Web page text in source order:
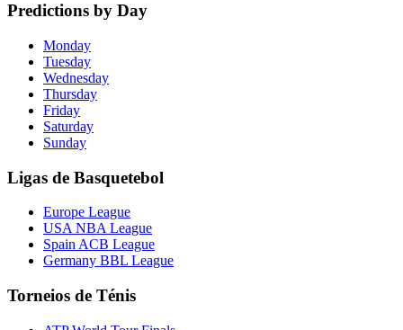
Predictions by Day
Monday
Tuesday
Wednesday
Thursday
Friday
Saturday
Sunday
Ligas de Basquetebol
Europe League
USA NBA League
Spain ACB League
Germany BBL League
Torneios de Ténis